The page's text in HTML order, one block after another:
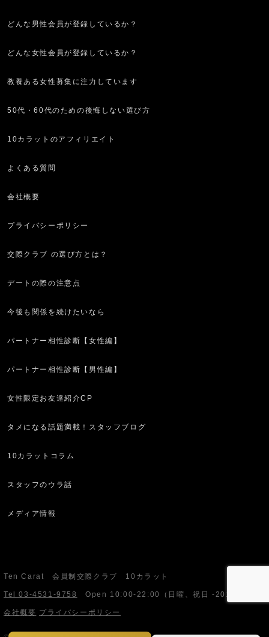
どんな男性会員が登録しているか？
どんな女性会員が登録しているか？
教養ある女性募集に注力しています
50代・60代のための後悔しない選び方
10カラットのアフィリエイト
よくある質問
会社概要
プライバシーポリシー
交際クラブ の選び方とは？
デートの際の注意点
今後も関係を続けたいなら
パートナー相性診断【女性編】
パートナー相性診断【男性編】
女性限定お友達紹介CP
タメになる話題満載！スタッフブログ
10カラットコラム
スタッフのウラ話
メディア情報
Ten Carat 会員制交際クラブ 10カラット
Tel 03-4531-9758 Open 10:00-22:00 （日曜、祝日 -20:00）
会社概要 プライバシーポリシー